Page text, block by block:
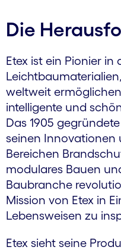
Die
Etex ist ein Pionier in
weltweit
intelligente und
Das 1905
seinen Innovationen
Bereichen
modulares Bauen
Baubranche
Mission von Etex in
Lebensweisen zu
Etex sieht seine